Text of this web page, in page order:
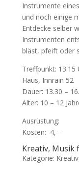
Instrumente
und noch einige
Entdecke selber
Instrumenten
bläst, pfeift oder
Treffpunkt: 13.15
Haus, Innrain 52
Dauer: 13.30 –
Alter: 10 – 12
Ausrüstung:
Kosten:  4,–
Kreativ, Musik
Kategorie: